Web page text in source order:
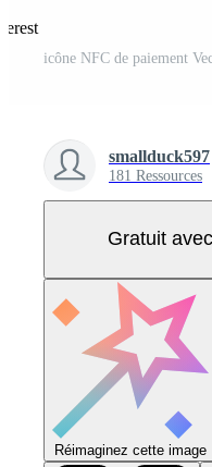
icône NFC de paiement
smallduck597
181 Ressources
Gratuit
Réimaginez cette image